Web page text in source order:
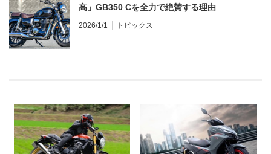
高」GB350 Cを全力で絶賛する理由
2026/1/1 トピックス